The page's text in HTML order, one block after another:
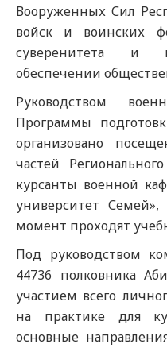
Вооруженных Сил
войск и воинских
суверенитета и
обеспечении
Руководством
Программы
организовано
частей
курсанты военной
университет
момент проходят
Под руководством
44736 полковника
участием всего
на практике для
основные